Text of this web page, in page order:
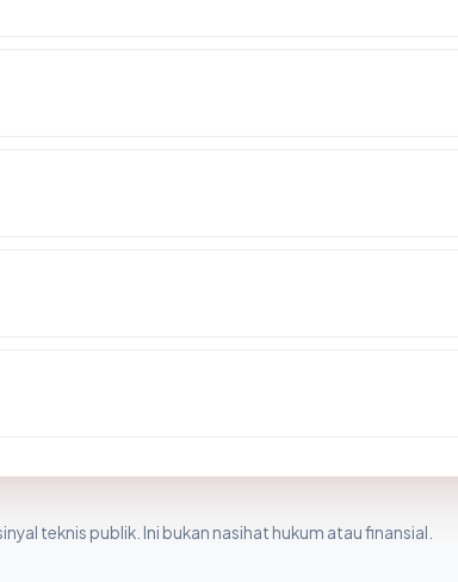
teknis publik. Ini bukan nasihat hukum atau finansial.